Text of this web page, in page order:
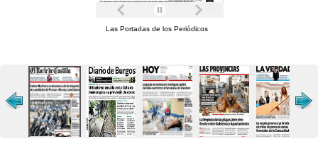
Las Portadas de los Periódicos